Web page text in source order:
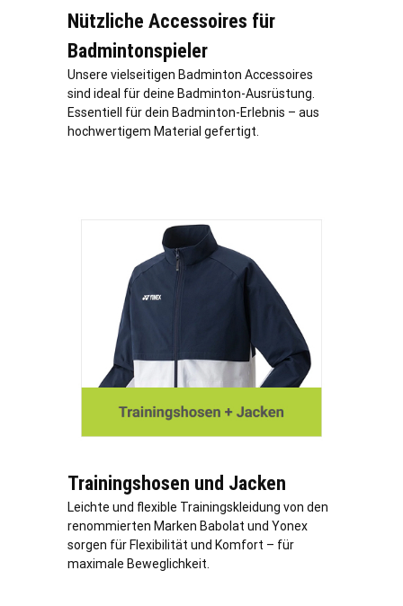
Nützliche Accessoires für
Badmintonspieler
Unsere vielseitigen Badminton Accessoires
sind ideal für deine Badminton-Ausrüstung.
Essentiell für dein Badminton-Erlebnis – aus
hochwertigem Material gefertigt.
Trainingshosen und Jacken
Leichte und flexible Trainingskleidung von den
renommierten Marken Babolat und Yonex
sorgen für Flexibilität und Komfort – für
maximale Beweglichkeit.